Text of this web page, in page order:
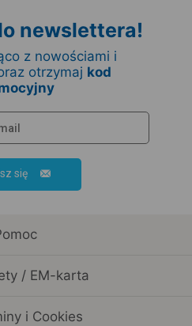
newslettera!
z nowościami i
otrzymaj kod
się
/ EM-karta
i Cookies